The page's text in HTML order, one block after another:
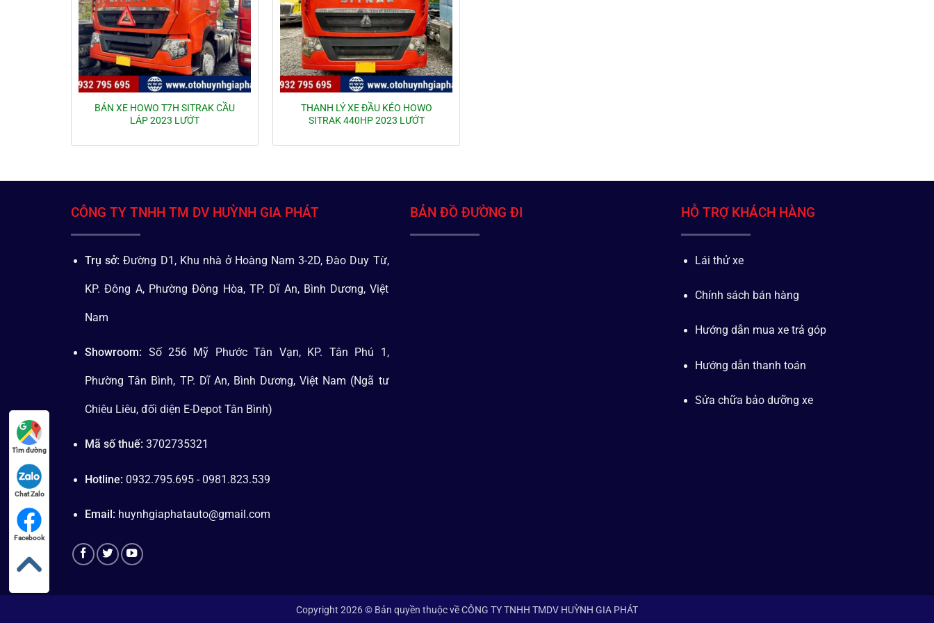
BÁN XE HOWO T7H SITRAK CẦU
LÁP 2023 LƯỚT
THANH LÝ XE ĐẦU KÉO HOWO
SITRAK 440HP 2023 LƯỚT
CÔNG TY TNHH TM DV HUỲNH GIA PHÁT
Trụ sở: Đường D1, Khu nhà ở Hoàng Nam 3-2D, Đào Duy Từ,
KP. Đông A, Phường Đông Hòa, TP. Dĩ An, Bình Dương, Việt
Nam
Showroom: Số 256 Mỹ Phước Tân Vạn, KP. Tân Phú 1,
Phường Tân Bình, TP. Dĩ An, Bình Dương, Việt Nam (Ngã tư
Chiêu Liêu, đối diện E-Depot Tân Bình)
Mã số thuế:3702735321
Hotline: 0932.795.695 - 0981.823.539
Email: huynhgiaphatauto@gmail.com
BẢN ĐỒ ĐƯỜNG ĐI HỖ TRỢ KHÁCH HÀNG
Lái thử xe
Chính sách bán hàng
Hướng dẫn mua xe trả góp
Hướng dẫn thanh toán
Sửa chữa bảo dưỡng xe
Copyright 2026 © Bản quyền thuộc về CÔNG TY TNHH TMDV HUỲNH GIA PHÁT
Tìm đường
Chat Zalo
Facebook